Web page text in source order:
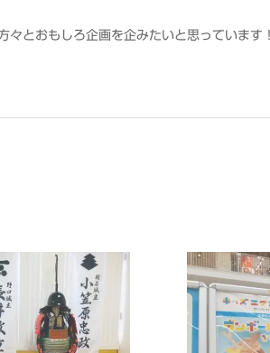
々とおもしろ企画を企みたいと思っています